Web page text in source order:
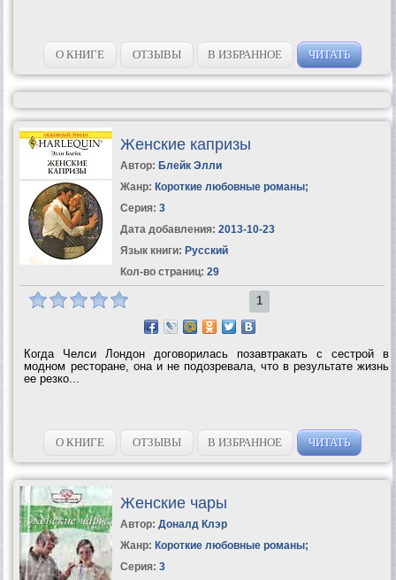
О КНИГЕ ОТЗЫВЫ В ИЗБРАННОЕ ЧИТАТЬ
Женские капризы
Автор: Блейк Элли
Жанр: Короткие любовные романы;
Серия: 3
Дата добавления: 2013-10-23
Язык книги: Русский
Кол-во страниц: 29
1
Когда Челси Лондон договорилась позавтракать с сестрой в
модном ресторане, она и не подозревала, что в результате жизнь
ее резко...
О КНИГЕ ОТЗЫВЫ В ИЗБРАННОЕ ЧИТАТЬ
Женские чары
Автор: Доналд Клэр
Жанр: Короткие любовные романы;
Серия: 3